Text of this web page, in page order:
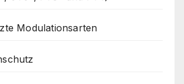
Modulationsarten